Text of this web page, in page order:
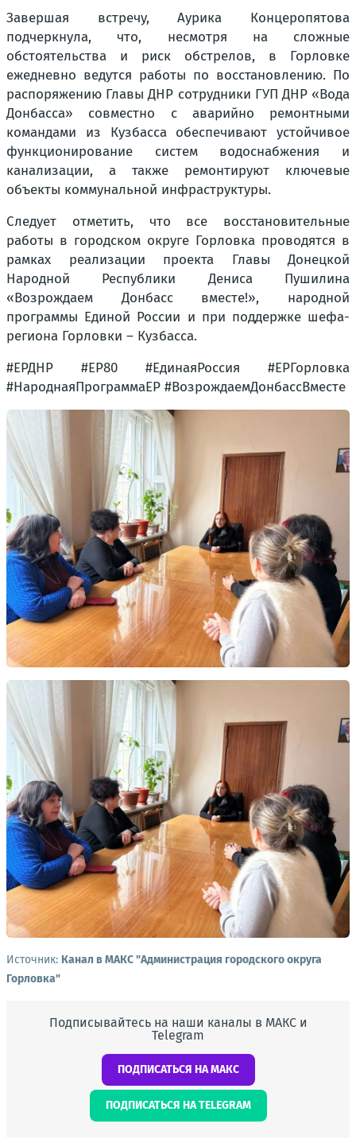
Завершая встречу, Аурика Концеропятова
подчеркнула, что, несмотря на сложные
обстоятельства и риск обстрелов, в Горловке
ежедневно ведутся работы по восстановлению. По
распоряжению Главы ДНР сотрудники ГУП ДНР «Вода
Донбасса» совместно с аварийно ремонтными
командами из Кузбасса обеспечивают устойчивое
функционирование систем водоснабжения и
канализации, а также ремонтируют ключевые
объекты коммунальной инфраструктуры.
Следует отметить, что все восстановительные
работы в городском округе Горловка проводятся в
рамках реализации проекта Главы Донецкой
Народной Республики Дениса Пушилина
«Возрождаем Донбасс вместе!», народной
программы Единой России и при поддержке шефа-
региона Горловки – Кузбасса.
#ЕРДНР #ЕР80 #ЕдинаяРоссия #ЕРГорловка
#НароднаяПрограммаЕР #ВозрождаемДонбассВместе
Источник: Канал в МАКС "Администрация городского округа
Горловка"
Подписывайтесь на наши каналы в МАКС и
Telegram
ПОДПИСАТЬСЯ НА МАКС
ПОДПИСАТЬСЯ НА TELEGRAM